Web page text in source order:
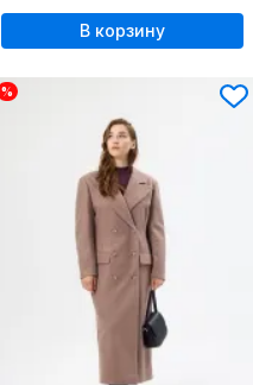
В корзину
%